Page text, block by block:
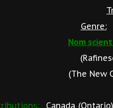
Genre:
Nom
(The New
Canada